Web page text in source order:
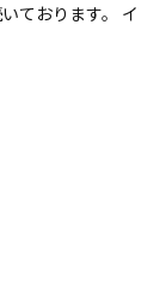
ております。 イ